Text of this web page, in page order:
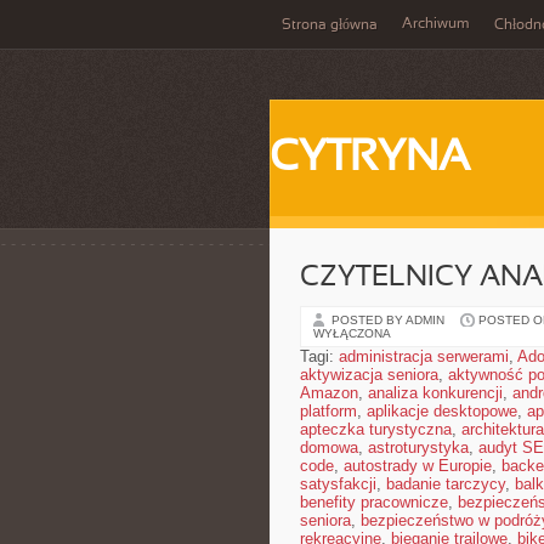
Strona główna Archiwum
CYTRYNA
CZYTELNICY
POSTED BY ADMIN POSTED
WYŁĄCZONA
Tagi: administracja serwerami,
aktywizacja seniora, aktywność
Amazon, analiza konkurencji,
platform, aplikacje desktopowe,
apteczka turystyczna,
domowa, astroturystyka, audyt
code, autostrady w Europie,
satysfakcji, badanie tarczycy,
benefity pracownicze,
seniora, bezpieczeństwo w
rekreacyjne, bieganie trailowe,